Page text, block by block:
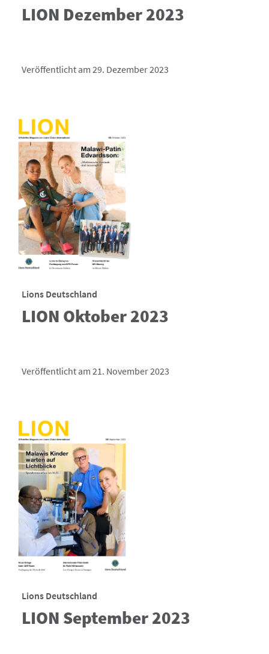
LION Dezember 2023
Veröffentlicht am 29. Dezember 2023
Lions Deutschland
LION Oktober 2023
Veröffentlicht am 21. November 2023
Lions Deutschland
LION September 2023